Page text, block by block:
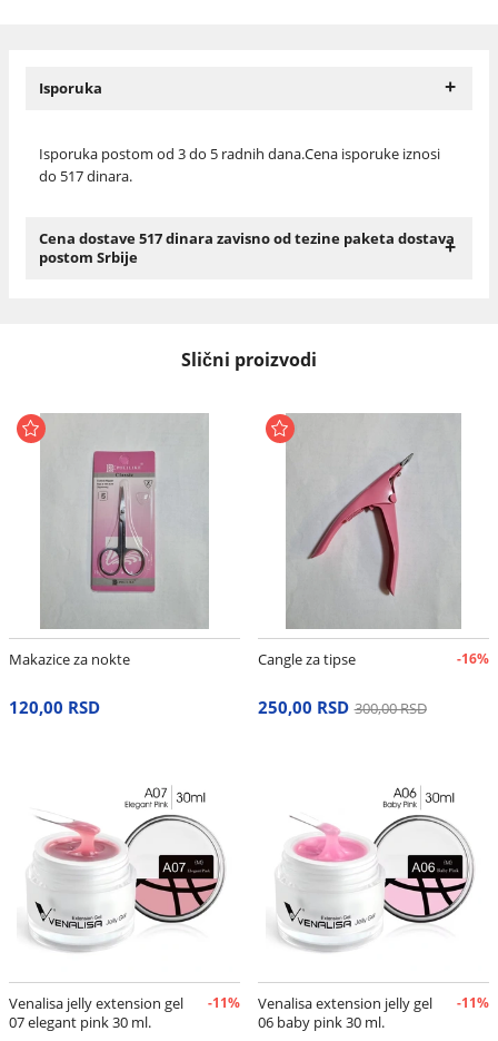
Isporuka +
Isporuka postom od 3 do 5 radnih dana.Cena isporuke iznosi
do 517 dinara.
Cena dostave 517 dinara zavisno od tezine paketa dostava
postom Srbije
+
Slični proizvodi
Makazice za nokte
120,00 RSD
Cangle za tipse -16%
250,00 RSD 300,00 RSD
Venalisa jelly extension gel
07 elegant pink 30 ml.
-11%
Venalisa extension jelly gel
06 baby pink 30 ml.
-11%